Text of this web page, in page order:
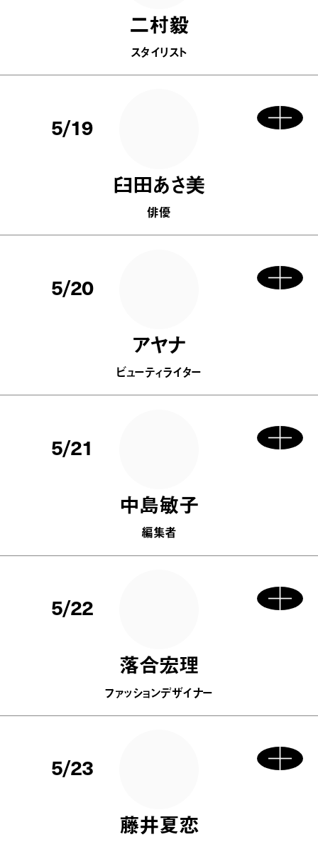
二村毅
スタイリスト
5/19
臼田あさ美
俳優
5/20
アヤナ
ビューティライター
5/21
中島敏子
編集者
5/22
落合宏理
ファッションデザイナー
5/23
藤井夏恋